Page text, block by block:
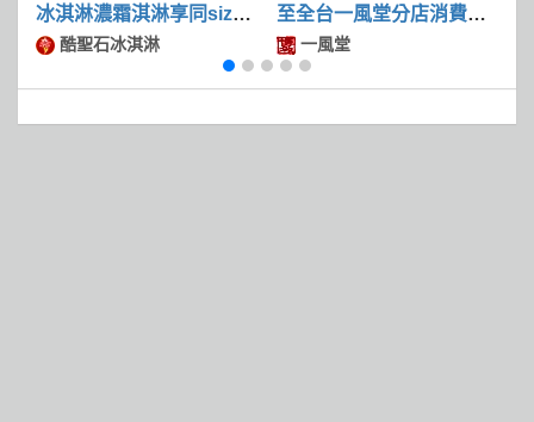
冰淇淋濃霜淇淋享同size
冰淇淋第二件50
酷聖石冰淇淋
至全台一風堂分店消費滿
$600可現折$50
一風堂